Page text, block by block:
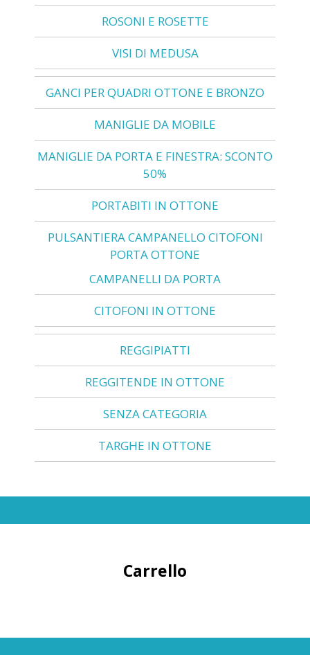
ROSONI E ROSETTE
VISI DI MEDUSA
GANCI PER QUADRI OTTONE E BRONZO
MANIGLIE DA MOBILE
MANIGLIE DA PORTA E FINESTRA: SCONTO
50%
PORTABITI IN OTTONE
PULSANTIERA CAMPANELLO CITOFONI
PORTA OTTONE
CAMPANELLI DA PORTA
CITOFONI IN OTTONE
REGGIPIATTI
REGGITENDE IN OTTONE
SENZA CATEGORIA
TARGHE IN OTTONE
Carrello